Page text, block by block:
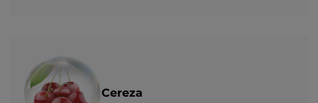
Cereza